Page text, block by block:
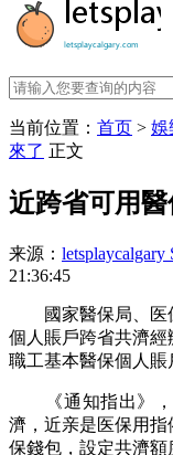
当前位置： 首页 > 娛
來了 正文
近跨省可用
来源： letsplaycalgary
21:36:45
國家醫保局、医
個人賬戶跨省共濟
職工基本醫保個人
《通知指出》，
濟，近亲是医保用
保錢包，設定共濟